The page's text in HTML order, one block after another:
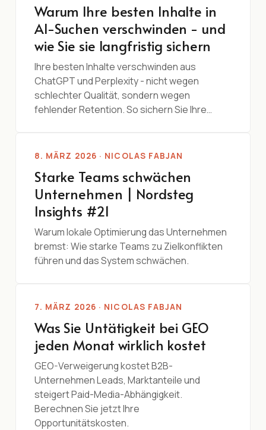
Warum Ihre besten Inhalte in
AI-Suchen verschwinden - und
wie Sie sie langfristig sichern
Ihre besten Inhalte verschwinden aus
ChatGPT und Perplexity - nicht wegen
schlechter Qualität, sondern wegen
fehlender Retention. So sichern Sie Ihre…
8. MÄRZ 2026 · NICOLAS FABJAN
Starke Teams schwächen
Unternehmen | Nordsteg
Insights #21
Warum lokale Optimierung das Unternehmen
bremst: Wie starke Teams zu Zielkonflikten
führen und das System schwächen.
7. MÄRZ 2026 · NICOLAS FABJAN
Was Sie Untätigkeit bei GEO
jeden Monat wirklich kostet
GEO-Verweigerung kostet B2B-
Unternehmen Leads, Marktanteile und
steigert Paid-Media-Abhängigkeit.
Berechnen Sie jetzt Ihre
Opportunitätskosten.